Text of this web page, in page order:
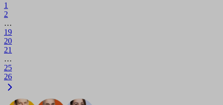
1
2
…
19
20
21
…
25
26